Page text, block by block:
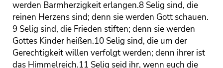
werden Barmherzigkeit erlangen.8 Selig sind, die
reinen Herzens sind; denn sie werden Gott schauen.
9 Selig sind, die Frieden stiften; denn sie werden
Gottes Kinder heißen.10 Selig sind, die um der
Gerechtigkeit willen verfolgt werden; denn ihrer ist
das Himmelreich.11 Selig seid ihr, wenn euch die